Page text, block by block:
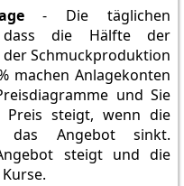
- Die täglichen
dass die Hälfte der
Schmuckproduktion
machen Anlagekonten
und Sie
Preis steigt, wenn die
das Angebot sinkt.
steigt und die